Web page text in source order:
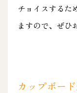
チョイスするた
ますので、ぜひ
カップボー